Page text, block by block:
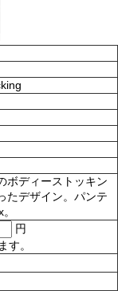
ボディーストッキン
たデザイン。パンテ
円
す。